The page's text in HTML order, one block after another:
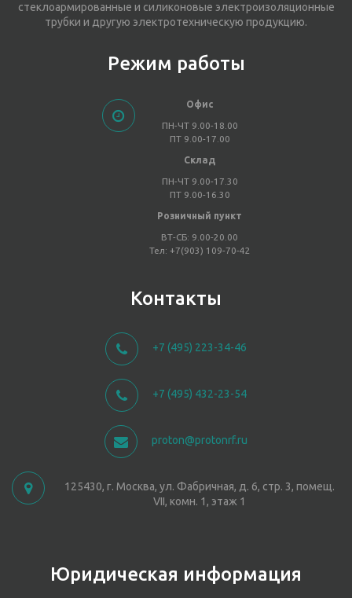
стеклоармированные и силиконовые электроизоляционные
трубки и другую электротехническую продукцию.
Режим работы
Офис
ПН-ЧТ 9.00-18.00
ПТ 9.00-17.00
Склад
ПН-ЧТ 9.00-17.30
ПТ 9.00-16.30
Розничный пункт
ВТ-СБ: 9.00-20.00
Тел: +7(903) 109-70-42
Контакты
+7 (495) 223-34-46
+7 (495) 432-23-54
proton@protonrf.ru
125430, г. Москва, ул. Фабричная, д. 6, стр. 3, помещ.
VII, комн. 1, этаж 1
Юридическая информация